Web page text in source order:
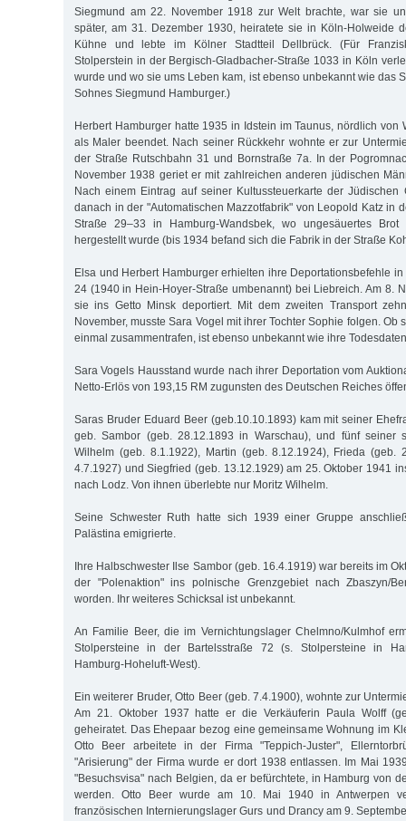
Siegmund am 22. November 1918 zur Welt brachte, war sie
später, am 31. Dezember 1930, heiratete sie in Köln-Holweide
Kühne und lebte im Kölner Stadtteil Dellbrück. (Für
Stolperstein in der Bergisch-Gladbacher-Straße 1033 in Köln
wurde und wo sie ums Leben kam, ist ebenso unbekannt wie das
Sohnes Siegmund Hamburger.)
Herbert Hamburger hatte 1935 in Idstein im Taunus, nördlich von
als Maler beendet. Nach seiner Rückkehr wohnte er zur
der Straße Rutschbahn 31 und Bornstraße 7a. In der
November 1938 geriet er mit zahlreichen anderen jüdischen
Nach einem Eintrag auf seiner Kultussteuerkarte der Jüdischen
danach in der "Automatischen Mazzotfabrik" von Leopold Katz in
Straße 29–33 in Hamburg-Wandsbek, wo ungesäuertes Brot
hergestellt wurde (bis 1934 befand sich die Fabrik in der Straße
Elsa und Herbert Hamburger erhielten ihre Deportationsbefehle
24 (1940 in Hein-Hoyer-Straße umbenannt) bei Liebreich. Am 8.
sie ins Getto Minsk deportiert. Mit dem zweiten Transport
November, musste Sara Vogel mit ihrer Tochter Sophie folgen. Ob
einmal zusammentrafen, ist ebenso unbekannt wie ihre
Sara Vogels Hausstand wurde nach ihrer Deportation vom
Netto-Erlös von 193,15 RM zugunsten des Deutschen Reiches
Saras Bruder Eduard Beer (geb.10.10.1893) kam mit seiner
geb. Sambor (geb. 28.12.1893 in Warschau), und fünf seiner
Wilhelm (geb. 8.1.1922), Martin (geb. 8.12.1924), Frieda (geb.
4.7.1927) und Siegfried (geb. 13.12.1929) am 25. Oktober 1941
nach Lodz. Von ihnen überlebte nur Moritz Wilhelm.
Seine Schwester Ruth hatte sich 1939 einer Gruppe
Palästina emigrierte.
Ihre Halbschwester Ilse Sambor (geb. 16.4.1919) war bereits im
der "Polenaktion" ins polnische Grenzgebiet nach Zbaszyn/
worden. Ihr weiteres Schicksal ist unbekannt.
An Familie Beer, die im Vernichtungslager Chelmno/Kulmhof
Stolpersteine in der Bartelsstraße 72 (s. Stolpersteine in
Hamburg-Hoheluft-West).
Ein weiterer Bruder, Otto Beer (geb. 7.4.1900), wohnte zur
Am 21. Oktober 1937 hatte er die Verkäuferin Paula Wolff
geheiratet. Das Ehepaar bezog eine gemeinsame Wohnung im
Otto Beer arbeitete in der Firma "Teppich-Juster",
"Arisierung" der Firma wurde er dort 1938 entlassen. Im Mai
"Besuchsvisa" nach Belgien, da er befürchtete, in Hamburg von
werden. Otto Beer wurde am 10. Mai 1940 in Antwerpen
französischen Internierungslager Gurs und Drancy am 9.